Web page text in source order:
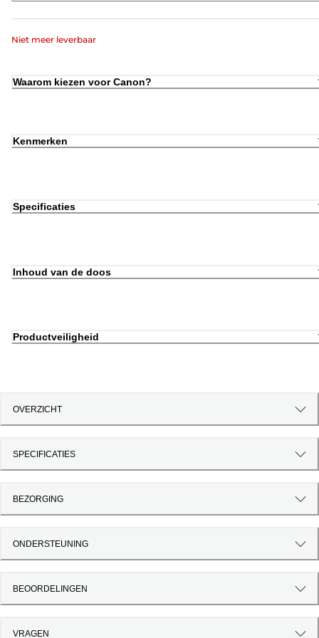
Niet meer leverbaar
Waarom kiezen voor Canon?
Kenmerken
Specificaties
Inhoud van de doos
Productveiligheid
OVERZICHT
SPECIFICATIES
BEZORGING
ONDERSTEUNING
BEOORDELINGEN
VRAGEN